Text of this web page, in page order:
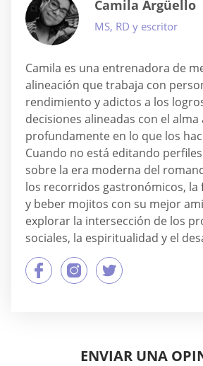
Camila Argüello
MS, RD y escritor
Camila es una entrenadora de
alineación que trabaja con
rendimiento y adictos a los
decisiones alineadas con el
profundamente en lo que los
Cuando no está editando
sobre la era moderna del
los recorridos gastronómicos, la
y beber mojitos con su mejor
explorar la intersección de los
sociales, la espiritualidad y el
ENVIAR UNA